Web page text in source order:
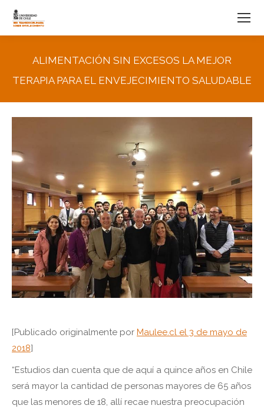
ALIMENTACIÓN SIN EXCESOS LA MEJOR
TERAPIA PARA EL ENVEJECIMIENTO SALUDABLE
[Publicado originalmente por Maulee.cl el 3 de mayo de
2018]
“Estudios dan cuenta que de aquí a quince años en Chile
será mayor la cantidad de personas mayores de 65 años
que las menores de 18, allí recae nuestra preocupación